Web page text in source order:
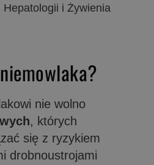
i Żywienia
nie wolno
, których
się z ryzykiem
drobnoustrojami